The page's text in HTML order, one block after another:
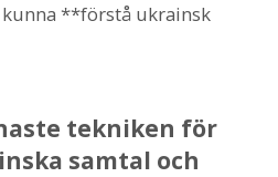
**förstå ukrainsk
tekniken för
samtal och